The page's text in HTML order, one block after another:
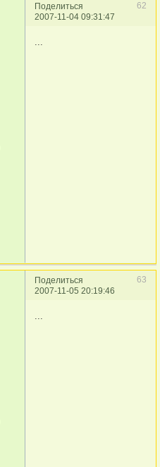
Поделиться
62
2007-11-04 09:31:47
Поделиться
63
2007-11-05 20:19:46